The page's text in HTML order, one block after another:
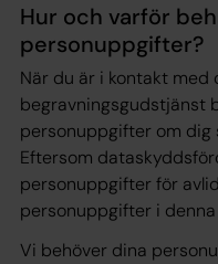
Hur och varför
personuppgifter?
När du är i kontakt med
begravningsgudstjänst
personuppgifter om dig
Eftersom
personuppgifter för
personuppgifter i
Vi behöver dina